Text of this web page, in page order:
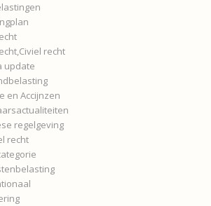
recht
update
en Accijnzen
regelgeving
recht